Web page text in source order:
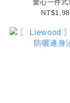
愛心一件式